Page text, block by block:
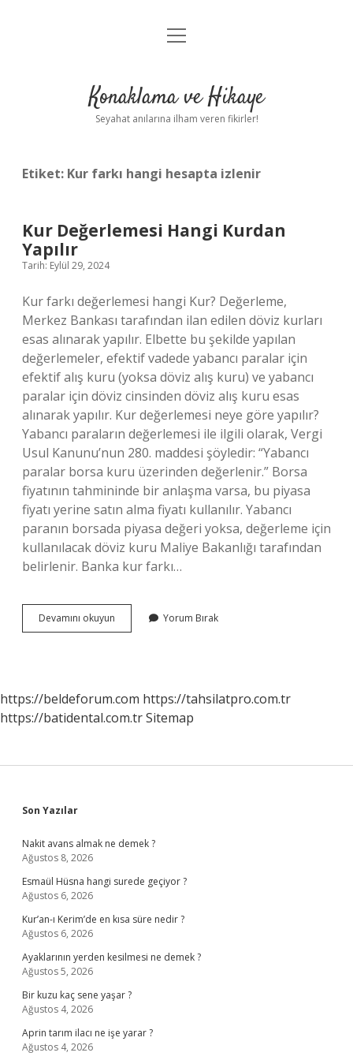
Anasayfa
Yasal Uyarı
menüyü
Konaklama ve Hikaye
Seyahat anılarına ilham veren fikirler!
Etiket: Kur farkı hangi hesapta izlenir
Kur Değerlemesi Hangi Kurdan
Yapılır
Tarih: Eylül 29, 2024
Kur farkı değerlemesi hangi Kur? Değerleme,
Merkez Bankası tarafından ilan edilen döviz kurları
esas alınarak yapılır. Elbette bu şekilde yapılan
değerlemeler, efektif vadede yabancı paralar için
efektif alış kuru (yoksa döviz alış kuru) ve yabancı
paralar için döviz cinsinden döviz alış kuru esas
alınarak yapılır. Kur değerlemesi neye göre yapılır?
Yabancı paraların değerlemesi ile ilgili olarak, Vergi
Usul Kanunu’nun 280. maddesi şöyledir: “Yabancı
paralar borsa kuru üzerinden değerlenir.” Borsa
fiyatının tahmininde bir anlaşma varsa, bu piyasa
fiyatı yerine satın alma fiyatı kullanılır. Yabancı
paranın borsada piyasa değeri yoksa, değerleme için
kullanılacak döviz kuru Maliye Bakanlığı tarafından
belirlenir. Banka kur farkı…
Devamını okuyun
Değerlemesi
Yorum Bırak
https://beldeforum.com https://tahsilatpro.com.tr
https://batidental.com.trSitemap
Sidebar
Son Yazılar
Nakit avans almak ne demek ?
Ağustos 8, 2026
Esmaül Hüsna hangi surede geçiyor ?
Ağustos 6, 2026
Kur’an-ı Kerim’de en kısa süre nedir ?
Ağustos 6, 2026
Ayaklarının yerden kesilmesi ne demek ?
Ağustos 5, 2026
Bir kuzu kaç sene yaşar ?
Ağustos 4, 2026
Aprin tarım ilacı ne işe yarar ?
Ağustos 4, 2026